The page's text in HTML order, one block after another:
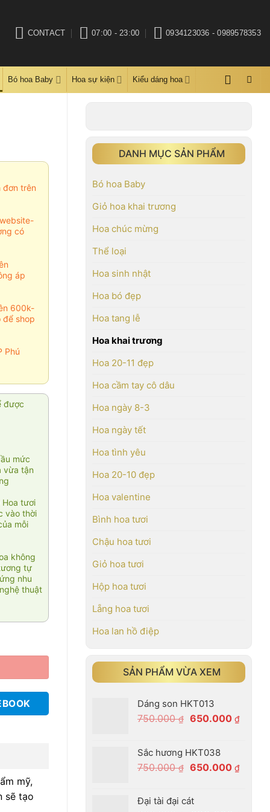
CONTACT 07:00 - 23:00 0934123036 - 0989578353
Bó hoa Baby Hoa sự kiện Kiểu dáng hoa
DANH MỤC SẢN PHẨM
Bó hoa Baby
Giỏ hoa khai trương
Hoa chúc mừng
Thể loại
Hoa sinh nhật
Hoa bó đẹp
Hoa tang lễ
Hoa khai trương
Hoa 20-11 đẹp
Hoa cầm tay cô dâu
Hoa ngày 8-3
Hoa ngày tết
Hoa tình yêu
Hoa 20-10 đẹp
Hoa valentine
Bình hoa tươi
Chậu hoa tươi
Giỏ hoa tươi
Hộp hoa tươi
Lẵng hoa tươi
Hoa lan hồ điệp
SẢN PHẨM VỪA XEM
Dáng son HKT013
750.000₫ Giá
750.000 ₫.
650.000 ₫Giá
Sắc hương HKT038
750.000₫ Giá
750.000 ₫.
650.000 ₫Giá
Đại tài đại cát
đơn trên
có
áp
600k-
để shop
Phú
được
mức
vừa tận
tươi
vào thời
mỗi
không
tự
nhu
thuật
mỹ,
sẽ tạo